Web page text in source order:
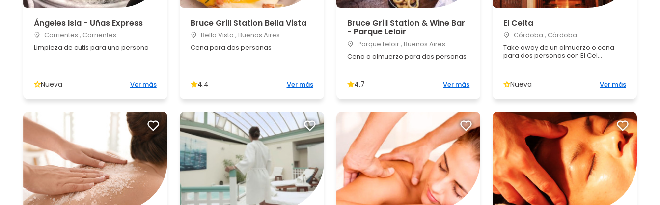
Ángeles Isla - Uñas Express
Corrientes , Corrientes
Limpieza de cutis para una persona
Nueva Ver más
Bruce Grill Station Bella Vista
Bella Vista , Buenos Aires
Cena para dos personas
4.4 Ver más
Bruce Grill Station & Wine Bar
- Parque Leloir
Parque Leloir , Buenos Aires
Cena o almuerzo para dos personas
4.7 Ver más
El Celta
Córdoba , Córdoba
Take away de un almuerzo o cena
para dos personas con El Cel...
Nueva Ver más